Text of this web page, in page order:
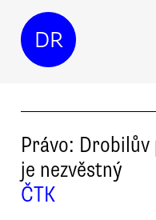
DR
Právo:
je nezvěstný
ČTK